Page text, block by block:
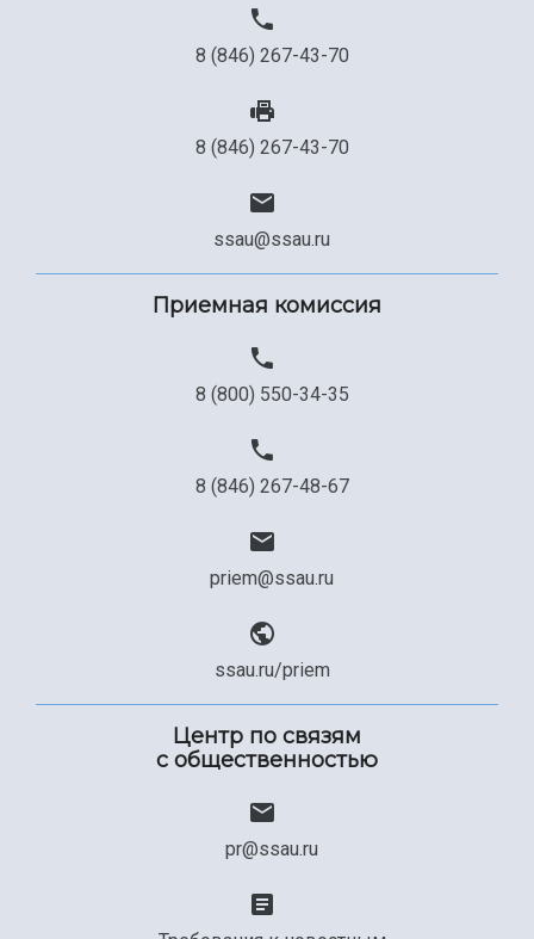
8 (846) 267-43-70
8 (846) 267-43-70
ssau@ssau.ru
Приемная комиссия
8 (800) 550-34-35
8 (846) 267-48-67
priem@ssau.ru
ssau.ru/priem
Центр по связям
с общественностью
pr@ssau.ru